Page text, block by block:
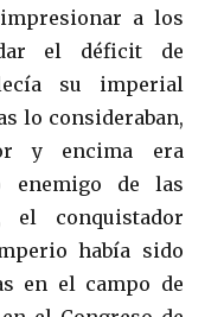
a los
el déficit de
su imperial
lo consideraban,
y encima era
enemigo de las
el conquistador
había sido
en el campo de